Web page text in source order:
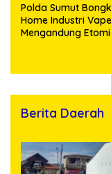
Polda Sumut
Home Industri Vape
Mengandung
Berita Daerah